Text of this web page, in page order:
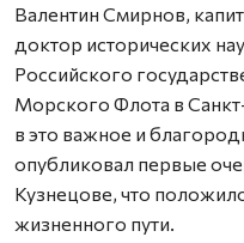
Валентин Смирнов,
доктор исторических
Российского
Морского Флота в
в это важное и
опубликовал первые
Кузнецове, что
жизненного пути.